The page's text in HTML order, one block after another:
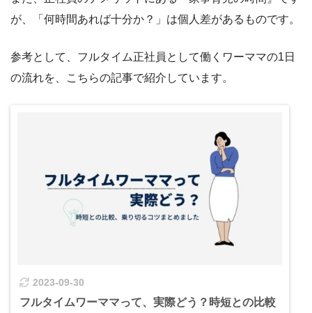
が、「何時間あれば十分か？」は個人差があるものです。
参考として、フルタイム正社員として働くワーママの1日
の流れを、こちらの記事で紹介しています。
2023-09-30
フルタイムワーママって、実際どう？時短との比較